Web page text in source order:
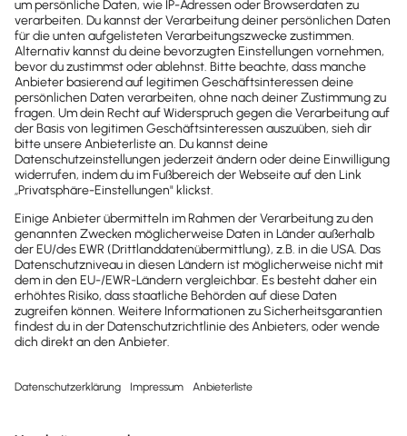
Newsletter
Brandheiße
News direkt in
dein Postfach
Möchtest du zukünftig
wichtige News zu
Gesetzesänderungen,
hilfreiche Praxis-Tipps und
kostenlose Tools für
Unternehmen erhalten?
Dann abonniere unseren